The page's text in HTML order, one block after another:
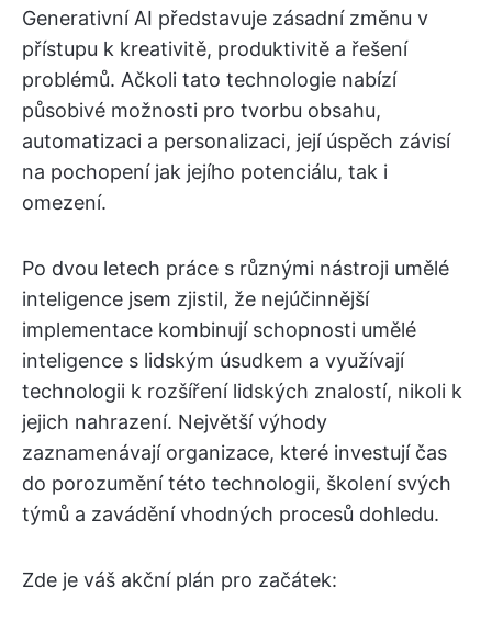
Generativní AI představuje zásadní změnu v
přístupu k kreativitě, produktivitě a řešení
problémů. Ačkoli tato technologie nabízí
působivé možnosti pro tvorbu obsahu,
automatizaci a personalizaci, její úspěch závisí
na pochopení jak jejího potenciálu, tak i
omezení.
Po dvou letech práce s různými nástroji umělé
inteligence jsem zjistil, že nejúčinnější
implementace kombinují schopnosti umělé
inteligence s lidským úsudkem a využívají
technologii k rozšíření lidských znalostí, nikoli k
jejich nahrazení. Největší výhody
zaznamenávají organizace, které investují čas
do porozumění této technologii, školení svých
týmů a zavádění vhodných procesů dohledu.
Zde je váš akční plán pro začátek: